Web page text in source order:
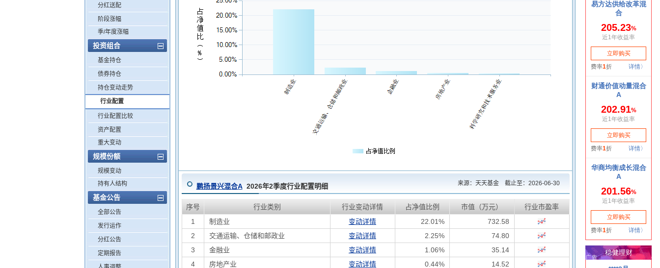
分红送配
阶段涨幅
季/年度涨幅
投资组合
基金持仓
债券持仓
持仓变动走势
行业配置
行业配置比较
资产配置
重大变动
规模份额
规模变动
持有人结构
基金公告
全部公告
发行运作
分红公告
定期报告
鹏扬景兴混合A2026年2季度行业配置明细 来源：天天基金 截止至： 2026-06-30
序号 行业类别 行业变动详情 占净值比例 市值（万元）
行业市盈率
1
制造业 变动详情 22.01%
732.58
2
交通运输、仓储和邮政业 变动详情 2.25%
74.80
3
金融业 变动详情 1.06%
35.14
4
房地产业 变动详情 0.44%
14.52